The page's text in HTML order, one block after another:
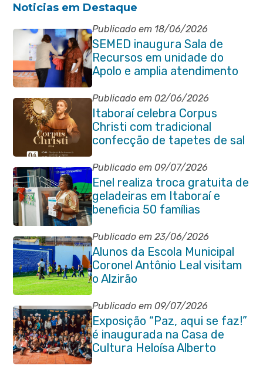
Noticias em Destaque
Publicado em 18/06/2026
SEMED inaugura Sala de
Recursos em unidade do
Apolo e amplia atendimento
especializado na rede
municipal
Publicado em 02/06/2026
Itaboraí celebra Corpus
Christi com tradicional
confecção de tapetes de sal
e programação religiosa na
Avenida 22 de Maio
Publicado em 09/07/2026
Enel realiza troca gratuita de
geladeiras em Itaboraí e
beneficia 50 famílias
Publicado em 23/06/2026
Alunos da Escola Municipal
Coronel Antônio Leal visitam
o Alzirão
Publicado em 09/07/2026
Exposição “Paz, aqui se faz!”
é inaugurada na Casa de
Cultura Heloísa Alberto
Torres